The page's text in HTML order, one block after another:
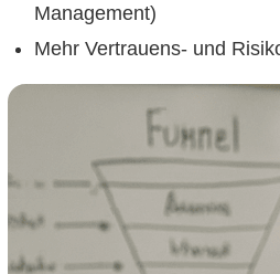
Management)
Mehr Vertrauens- und